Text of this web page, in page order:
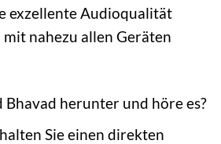
exzellente Audioqualität
nahezu allen Geräten
Bhavad herunter und höre es?
Sie einen direkten